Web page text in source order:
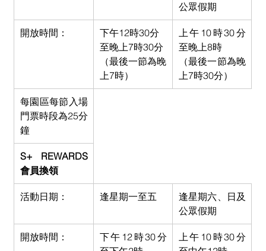
公眾假期
開放時間：
下午12時30分
至晚上7時30分
（最後一節為晚
上7時）
上午10時30分
至晚上8時
（最後一節為晚
上7時30分）
每園區每節入場
門票時段為25分
鐘
S+ REWARDS
會員換領
活動日期： 逢星期一至五
逢星期六、日及
公眾假期
開放時間：
下午12時30分
上午10時30分